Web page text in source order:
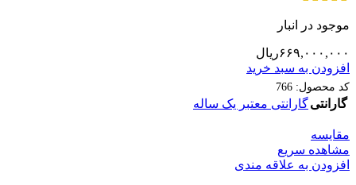
موجود در انبار
۶۶۹,۰۰۰,۰۰۰ریال
افزودن به سبد خرید
کد محصول: 766
گارانتیگارانتی معتبر یک ساله
مقایسه
مشاهده سریع
افزودن به علاقه مندی